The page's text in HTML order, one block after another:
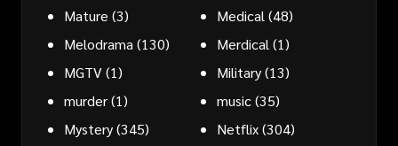
Mature (3) Medical (48)
Melodrama (130) Merdical (1)
MGTV(1) Military(13)
murder(1) music(35)
Mystery(345) Netflix(304)